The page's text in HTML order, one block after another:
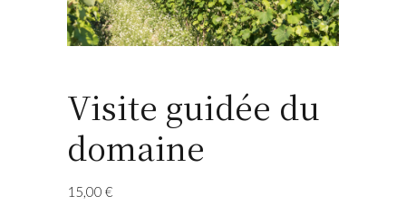
Visite guidée du
domaine
15,00 €